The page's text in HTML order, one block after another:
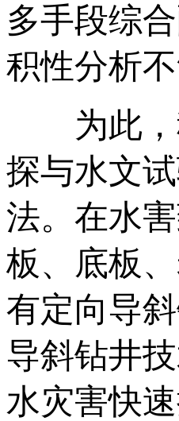
多手段综
积性分析
为此，
探与水文
法。在水
板、底板
有定向导
导斜钻井
水灾害快